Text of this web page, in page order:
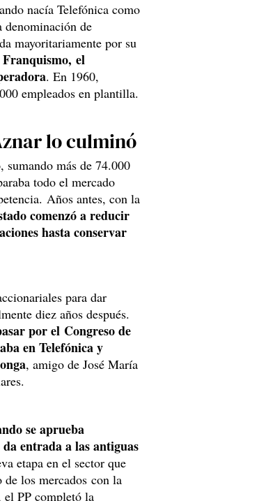
nacía Telefónica como
denominación de
mayoritariamente por su
el
. En 1960,
empleados en plantilla.
lo culminó
sumando más de 74.000
todo el mercado
Años antes, con la
comenzó a reducir
hasta conservar
para dar
diez años después.
por el Congreso de
en Telefónica y
, amigo de José María
se aprueba
entrada a las antiguas
etapa en el sector que
de los mercados con la
el PP completó la